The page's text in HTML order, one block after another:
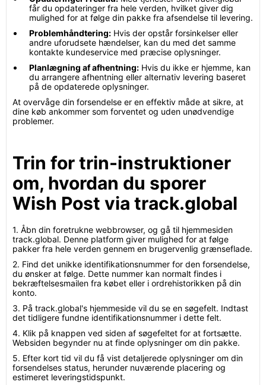
får du opdateringer fra hele verden, hvilket giver dig
mulighed for at følge din pakke fra afsendelse til levering.
Problemhåndtering: Hvis der opstår forsinkelser eller
andre uforudsete hændelser, kan du med det samme
kontakte kundeservice med præcise oplysninger.
Planlægning af afhentning: Hvis du ikke er hjemme, kan
du arrangere afhentning eller alternativ levering baseret
på de opdaterede oplysninger.
At overvåge din forsendelse er en effektiv måde at sikre, at
dine køb ankommer som forventet og uden unødvendige
problemer.
Trin for trin-instruktioner
om, hvordan du sporer
Wish Post via track.global
1. Åbn din foretrukne webbrowser, og gå til hjemmesiden
track.global. Denne platform giver mulighed for at følge
pakker fra hele verden gennem en brugervenlig grænseflade.
2. Find det unikke identifikationsnummer for den forsendelse,
du ønsker at følge. Dette nummer kan normalt findes i
bekræftelsesmailen fra købet eller i ordrehistorikken på din
konto.
3. På track.global's hjemmeside vil du se en søgefelt. Indtast
det tidligere fundne identifikationsnummer i dette felt.
4. Klik på knappen ved siden af søgefeltet for at fortsætte.
Websiden begynder nu at finde oplysninger om din pakke.
5. Efter kort tid vil du få vist detaljerede oplysninger om din
forsendelses status, herunder nuværende placering og
estimeret leveringstidspunkt.